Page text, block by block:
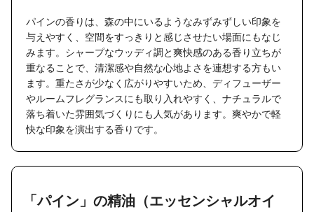
パインの香りは、森の中にいるようなみずみずしい印象を
与えやすく、空間をすっきりと感じさせたい場面にもなじ
みます。シャープなウッディ調と爽快感のある香り立ちが
重なることで、清潔感や自然な心地よさを連想する方もい
ます。重たさが少なく広がりやすいため、ディフューザー
やルームフレグランスにも取り入れやすく、ナチュラルで
落ち着いた雰囲気づくりにも人気があります。爽やかで軽
快な印象を演出する香りです。
「パイン」の精油（エッセンシャルオイ